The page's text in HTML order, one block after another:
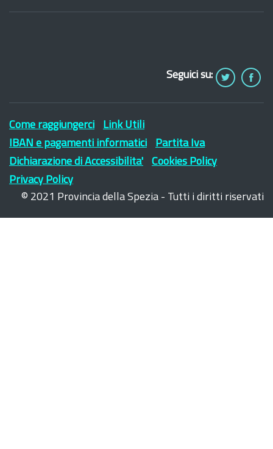
Seguici su:
Come raggiungerci
Link Utili
IBAN e pagamenti informatici
Partita Iva
Dichiarazione di Accessibilita'
Cookies Policy
Privacy Policy
© 2021 Provincia della Spezia - Tutti i diritti riservati